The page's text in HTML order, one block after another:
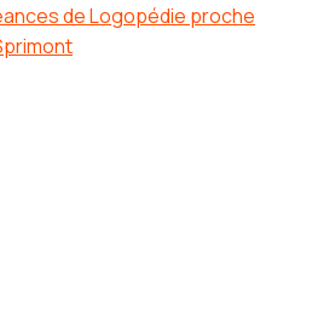
de Logopédie proche